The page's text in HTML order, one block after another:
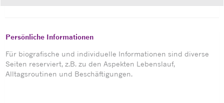
Persönliche Informationen
Für biografische und individuelle Informationen sind diverse
Seiten reserviert, z.B. zu den Aspekten Lebenslauf,
Alltagsroutinen und Beschäftigungen.